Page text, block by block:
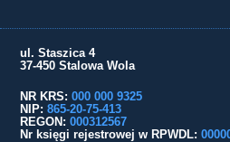
ul. Staszica 4
37-450 Stalowa Wola
NR KRS: 000 000 9325
NIP: 865-20-75-413
REGON: 000312567
Nr księgi rejestrowej w RPWDL: